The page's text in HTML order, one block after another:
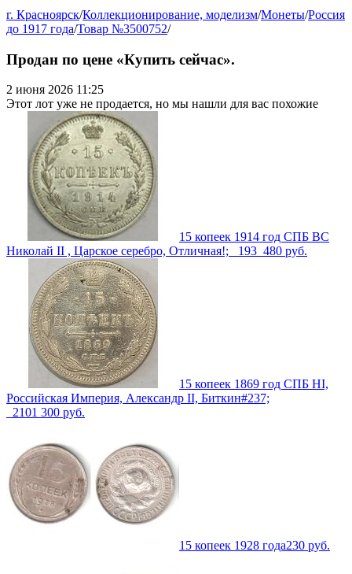
г. Красноярск/Коллекционирование, моделизм/Монеты/Россия
до 1917 года/Товар №3500752/
Продан по цене «Купить сейчас».
2 июня 2026 11:25
Этот лот уже не продается, но мы нашли для вас похожие
15 копеек 1914 год СПБ ВС
Николай II , Царское серебро, Отличная!; _193_ 480 руб.
15 копеек 1869 год СПБ НI,
Российская Империя, Александр II, Биткин#237;
_2101 300 руб.
15 копеек 1928 года230 руб.